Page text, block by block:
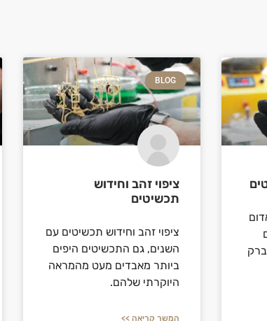
BLOG
ציפוי זהב וחידוש
תכשיטים
ציפוי זהב וחידוש תכשיטים עם
השנים, גם התכשיטים היפים
ביותר מאבדים מעט מהמראה
היוקרתי שלהם.
המשך קריאה >>